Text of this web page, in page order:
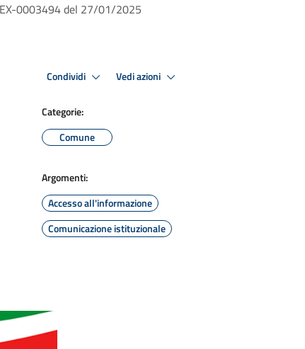
0003494 del 27/01/2025
Condividi Vedi azioni
Categorie:
Comune
Argomenti:
Accesso all'informazione
Comunicazione istituzionale